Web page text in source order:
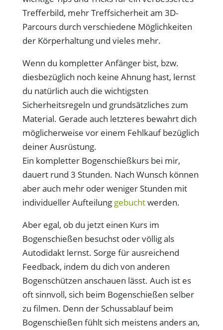
Trefferbild, mehr Treffsicherheit am 3D-
Parcours durch verschiedene Möglichkeiten
der Körperhaltung und vieles mehr.
Wenn du kompletter Anfänger bist, bzw.
diesbezüglich noch keine Ahnung hast, lernst
du natürlich auch die wichtigsten
Sicherheitsregeln und grundsätzliches zum
Material. Gerade auch letzteres bewahrt dich
möglicherweise vor einem Fehlkauf bezüglich
deiner Ausrüstung.
Ein kompletter Bogenschießkurs bei mir,
dauert rund 3 Stunden. Nach Wunsch können
aber auch mehr oder weniger Stunden mit
individueller Aufteilung gebuchtwerden.
Aber egal, ob du jetzt einen Kurs im
Bogenschießen besuchst oder völlig als
Autodidakt lernst. Sorge für ausreichend
Feedback, indem du dich von anderen
Bogenschützen anschauen lässt. Auch ist es
oft sinnvoll, sich beim Bogenschießen selber
zu filmen. Denn der Schussablauf beim
Bogenschießen fühlt sich meistens anders an,